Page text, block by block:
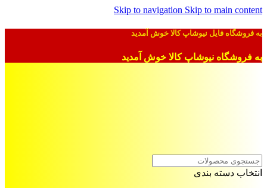
Skip to navigation Skip to main content
به فروشگاه فایل نیوشاپ کالا خوش آمدید
به فروشگاه نیوشاپ کالا خوش آمدید
انتخاب دسته بندی